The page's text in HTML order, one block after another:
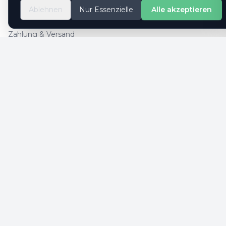
So geht es
Kontaktformular
Zahlung & Versand
Ablehnen Nur Essenzielle Alle akzeptieren